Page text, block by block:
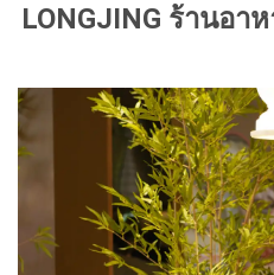
LONGJING ร้านอา